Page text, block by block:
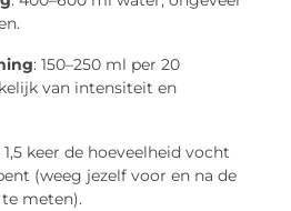
: 150–250 ml per 20
van intensiteit en
1,5 keer de hoeveelheid vocht
(weeg jezelf voor en na de
meten).